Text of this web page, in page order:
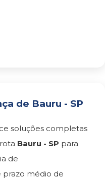
de Bauru - SP
soluções completas
Bauru - SP para
de
prazo médio de